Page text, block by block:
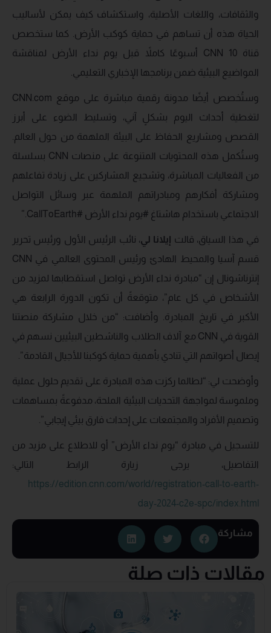
والثقافات، واللغات الأصلية، واستكشاف كيف يمكن لأساليب
الحياة هذه أن تساهم في حماية كوكب الأرض. كما ستخصص
قناة CNN 10 أسبوعًا كاملاً قبل يوم نداء الأرض لمناقشة
المواضيع البيئية ضمن برنامجها الإخباري التعليمي.
وستُخصص أيضًا مدونة رقمية مباشرة على موقع CNN.com
لتغطية أحداث اليوم بشكلٍ آني، وتسليط الضوء على أبرز
القصص ومشاريع الحفاظ على البيئة الملهمة من حول العالم.
وستُكمل هذه المحتويات المتنوعة على منصات CNN بسلسلة
من الفعاليات المباشرة، وتشجيع المشاركين على زيادة تفاعلهم
ومشاركة أفكارهم ومبادراتهم الملهمة عبر وسائل التواصل
الاجتماعي باستخدام هاشتاغ #يوم نداء الأرض #CallToEarth.”
في هذا السياق، قالت إيلانا لي، نائب الرئيس الأول ورئيس تحرير
قسم آسيا والمحيط الهادئ ورئيس المحتوى العالمي في CNN
إنترناشونال إن “مبادرة نداء الأرض تواصل استقطابها لمزيد من
الأشخاص في كل عام”، متوقعةً أن تكون الدورة الرابعة هي
الأكبر في تاريخ المبادرة. وأضافت: “من خلال مشاركة منصتنا
القوية في CNN مع آلاف الطلاب والناشطين البيئيين نسهم في
إيصال أصواتهم التي تنادي بأهمية حماية كوكبنا للأجيال القادمة”.
وأوضحت لي: “لطالما ركزت هذه المبادرة على تقديم حلول عملية
وملموسة لمواجهة التحديات البيئية الملحة، مدفوعةً بمساهمات
وتصميم الأفراد والمجتمعات على إحداث فارق بيئي إيجابي”.
للتسجيل في مبادرة “يوم نداء الأرض” أو للاطلاع على مزيد من
التفاصيل، يرجى زيارة الرابط التالي:
https://edition.cnn.com/world/registration-call-to-earth-
day-2024-c2e-spc/index.html
مشاركة
مقالات ذات صلة